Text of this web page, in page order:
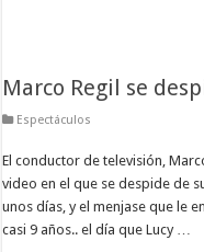
Marco Regil se
Espectáculos
El conductor de televisión,
video en el que se despide de
unos días, y el menjase que le
casi 9 años.. el día que Lucy …